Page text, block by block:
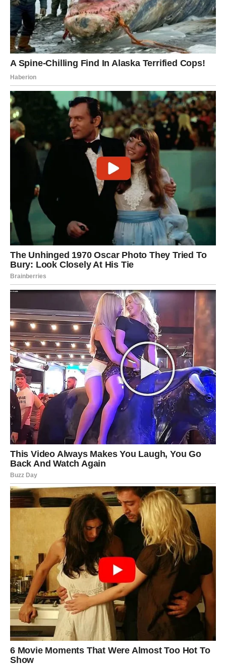
Ako imate ideju koju dugo odlažete, sada je vreme da
napravite prvi korak.
Na poslu vas očekuju nove obaveze koje će u početku
delovati teško, ali će upravo one otvoriti vrata većim
primanjima.
Izbegavajte rizične investicije i pozajmice.
Jedna osoba koju ste skoro upoznali mogla bi postati
važan poslovni saradnik.
Ne odustajte od svojih planova zbog tuđeg mišljenja.
Jarac
Jarčevima stiže period u kojem će se trud konačno
isplatiti.
Sve ono što ste gradili prethodnih meseci sada počinje
da daje rezultate.
Moguće je povećanje prihoda, unapređenje ili ozbiljna
poslovna ponuda.
Ako radite u privatnom sektoru, očekujte povećan obim
posla, ali i znatno veću zaradu.
Neko će pokušati da vas ubedi da promenite planove.
Ostanite dosledni sebi jer upravo vaš put vodi ka uspehu.
Veoma povoljan period za razgovore sa bankama,
ulaganja i rešavanje administrativnih pitanja.
Kraj sedmice donosi osećaj da ste napravili veliki korak
napred.
Vodolija
Vodolije očekuje sedmica puna neočekivanih obrta.
Jedna sasvim obična situacija mogla bi se pretvoriti u
veoma važnu poslovnu priliku.
Budite otvoreni za nove tehnologije, internet poslove i
saradnju sa ljudima iz inostranstva.
Finansije će biti promenljive, ali će krajem sedmice stići
novac koji će vam mnogo značiti.